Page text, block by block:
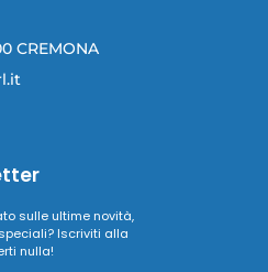
CREMONA
sulle ultime novità,
Iscriviti alla
nulla!